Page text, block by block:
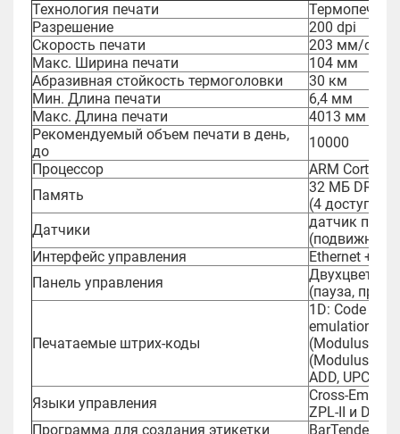
Технология печати
Термопечать
Разрешение
200 dpi
Скорость печати
203 мм/сек
Макс. Ширина печати
104 мм
Абразивная стойкость термоголовки
30 км
Мин. Длина печати
6,4 мм
Макс. Длина печати
4013 мм
Рекомендуемый объем печати в день,
до
10000
Процессор
ARM Cortex-
Память
32 МБ DRAM
(4 доступно
Датчики
датчик
(подвижный)
Интерфейс управления
Ethernet +
Панель управления
(пауза,
Печатаемые штрих-коды
1D: Code 3 of
emulation),
(Modulus 43-
(Modulus10-
ADD, UPC 5
Языки управления
Cross-
ZPL-II и
Программа для создания этикетки
BarTender